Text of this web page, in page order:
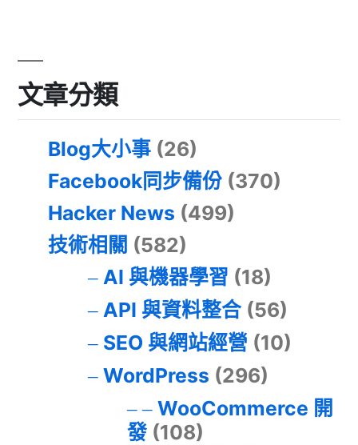
文章分類
Blog大小事 (26)
Facebook同步備份 (370)
Hacker News (499)
技術相關 (582)
AI 與機器學習 (18)
API 與資料整合(56)
SEO 與網站經營 (10)
WordPress (296)
WooCommerce 開
發(108)